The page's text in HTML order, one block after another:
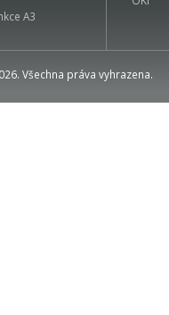
A3
Všechna práva vyhrazena.